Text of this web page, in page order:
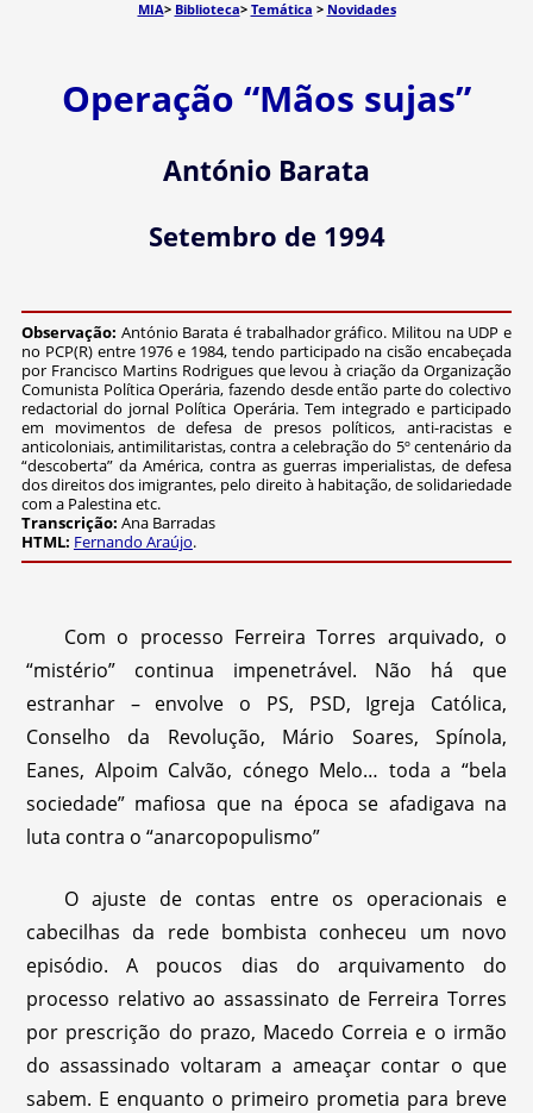
MIA> Biblioteca> Temática > Novidades
Operação “Mãos sujas”
António Barata
Setembro de 1994
Observação: António Barata é trabalhador gráfico. Militou na UDP e
no PCP(R) entre 1976 e 1984, tendo participado na cisão encabeçada
por Francisco Martins Rodrigues que levou à criação da Organização
Comunista Política Operária, fazendo desde então parte do colectivo
redactorial do jornal Política Operária. Tem integrado e participado
em movimentos de defesa de presos políticos, anti-racistas e
anticoloniais, antimilitaristas, contra a celebração do 5º centenário da
“descoberta” da América, contra as guerras imperialistas, de defesa
dos direitos dos imigrantes, pelo direito à habitação, de solidariedade
com a Palestina etc.
Transcrição: Ana Barradas
HTML: Fernando Araújo.
Com o processo Ferreira Torres arquivado, o
“mistério” continua impenetrável. Não há que
estranhar – envolve o PS, PSD, Igreja Católica,
Conselho da Revolução, Mário Soares, Spínola,
Eanes, Alpoim Calvão, cónego Melo… toda a “bela
sociedade” mafiosa que na época se afadigava na
luta contra o “anarcopopulismo”
O ajuste de contas entre os operacionais e
cabecilhas da rede bombista conheceu um novo
episódio. A poucos dias do arquivamento do
processo relativo ao assassinato de Ferreira Torres
por prescrição do prazo, Macedo Correia e o irmão
do assassinado voltaram a ameaçar contar o que
sabem. E enquanto o primeiro prometia para breve